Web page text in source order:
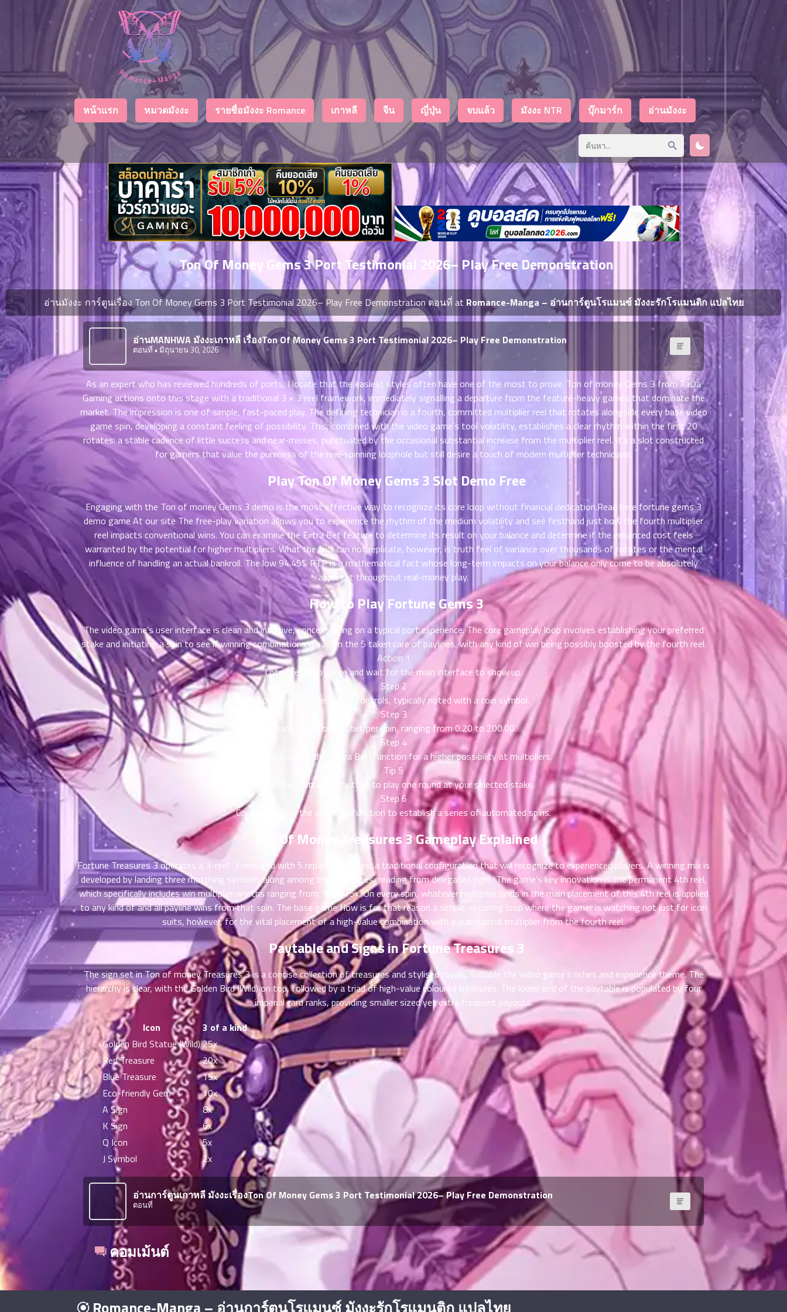
หน้าแรก หมวดมังงะ รายชื่อมังงะ Romance เกาหลี จีน ญี่ปุ่น จบแล้ว มังงะ NTR บุ๊กมาร์ก อ่านมังงะ
Ton Of Money Gems 3 Port Testimonial 2026– Play Free Demonstration
อ่านมังงะ การ์ตูนเรื่อง Ton Of Money Gems 3 Port Testimonial 2026– Play Free Demonstration ตอนที่ at Romance-Manga – อ่านการ์ตูนโรแมนซ์ มังงะรักโรแมนติก แปลไทย
อ่านMANHWA มังงะเกาหลี เรื่องTon Of Money Gems 3 Port Testimonial 2026– Play Free Demonstration
ตอนที่ • มิถุนายน 30, 2026
As an expert who has reviewed hundreds of ports, I locate that the easiest styles often have one of the most to prove. Ton of money Gems 3 from TaDa
Gaming actions onto this stage with a traditional 3 × 3 reel framework, immediately signalling a departure from the feature-heavy games that dominate the
market. The impression is one of simple, fast-paced play. The defining technician is a fourth, committed multiplier reel that rotates alongside every base video
game spin, developing a constant feeling of possibility. This, combined with the video game’s tool volatility, establishes a clear rhythm within the first 20
rotates: a stable cadence of little success and near-misses, punctuated by the occasional substantial increase from the multiplier reel. It’s a slot constructed
for gamers that value the pureness of the reel-spinning loophole but still desire a touch of modern multiplier technicians.
Play Ton Of Money Gems 3 Slot Demo Free
Engaging with the Ton of money Gems 3 demo is the most effective way to recognize its core loop without financial dedication.Read here fortune gems 3
demo game At our site The free-play variation allows you to experience the rhythm of the medium volatility and see firsthand just how the fourth multiplier
reel impacts conventional wins. You can examine the Extra Bet feature to determine its result on your balance and determine if the enhanced cost feels
warranted by the potential for higher multipliers. What the trial can not replicate, however, is truth feel of variance over thousands of rotates or the mental
influence of handling an actual bankroll. The low 94.45% RTP is a mathematical fact whose long-term impacts on your balance only come to be absolutely
apparent throughout real-money play.
How to Play Fortune Gems 3
The video game’s user interface is clean and intuitive, concentrating on a typical port experience. The core gameplay loop involves establishing your preferred
stake and initiating a spin to see if winning combinations arrive on the 5 taken care of paylines, with any kind of win being possibly boosted by the fourth reel.
Action 1
Lots the video game and wait for the main interface to show up.
Step 2
Locate the stake option controls, typically noted with a coin symbol.
Step 3
Change your overall bet per spin, ranging from 0.20 to 200.00.
Step 4
Consider activating the ‘Extra Bet’ function for a higher possibility at multipliers.
Tip 5
Press the central spin button to play one round at your selected stake.
Step 6
Conversely, use the autoplay function to establish a series of automated spins.
Lot Of Money Treasures 3 Gameplay Explained
Fortune Treasures 3 operates a 3-reel, 3-row grid with 5 repaired paylines, a traditional configuration that will recognize to experienced players. A winning mix is
developed by landing three matching symbols along among these paylines, reading from delegated right. The game’s key innovation is the permanent 4th reel,
which specifically includes win multiplier worths ranging from 1x to 15x. On every spin, whatever multiplier lands in the main placement of this 4th reel is applied
to any kind of and all payline wins from that spin. The base game flow is for that reason a simple, recurring loop where the gamer is watching not just for icon
suits, however, for the vital placement of a high-value combination with a substantial multiplier from the fourth reel.
Paytable and Signs in Fortune Treasures 3
The sign set in Ton of money Treasures 3 is a concise collection of treasures and stylised royals, suitable the video game’s riches and experience theme. The
hierarchy is clear, with the Golden Bird (Wild) on top, followed by a triad of high-value coloured treasures. The lower end of the paytable is populated by four
imperial card ranks, providing smaller sized yet extra frequent payouts.
Icon
3 of a kind
Golden Bird Statue (Wild)25x
Red Treasure
20x
Blue Treasure
15x
Eco-friendly Gem
10x
A Sign
8x
K Sign
6x
Q Icon
5x
J Symbol
2x
อ่านการ์ตูนเกาหลี มังงะเรื่องTon Of Money Gems 3 Port Testimonial 2026– Play Free Demonstration
ตอนที่
คอมเม้นต์
ตอน
ที่
น
2
ตอน
ที่
น
3
ตอน
ที่
ม
4
ตอน
ที่
ม
5
ตอน
ที่
น
6
ตอน
ที่
น
7
ตอน
8
ที่
9
ที่
10
ตอน
11
ตอน
ที่
ม
ม
13
ตอน
ที่
ม
14
ตอน
ที่
ม
15
ตอน
16
ตอน
ตอน
ที่
ม
18
ตอน
ที่
ม
19
ตอน
ที่
20
ตอน
ที่
ม
21
ตอน
ที่
ม
22
ม
ตอน
ที่
ม
25